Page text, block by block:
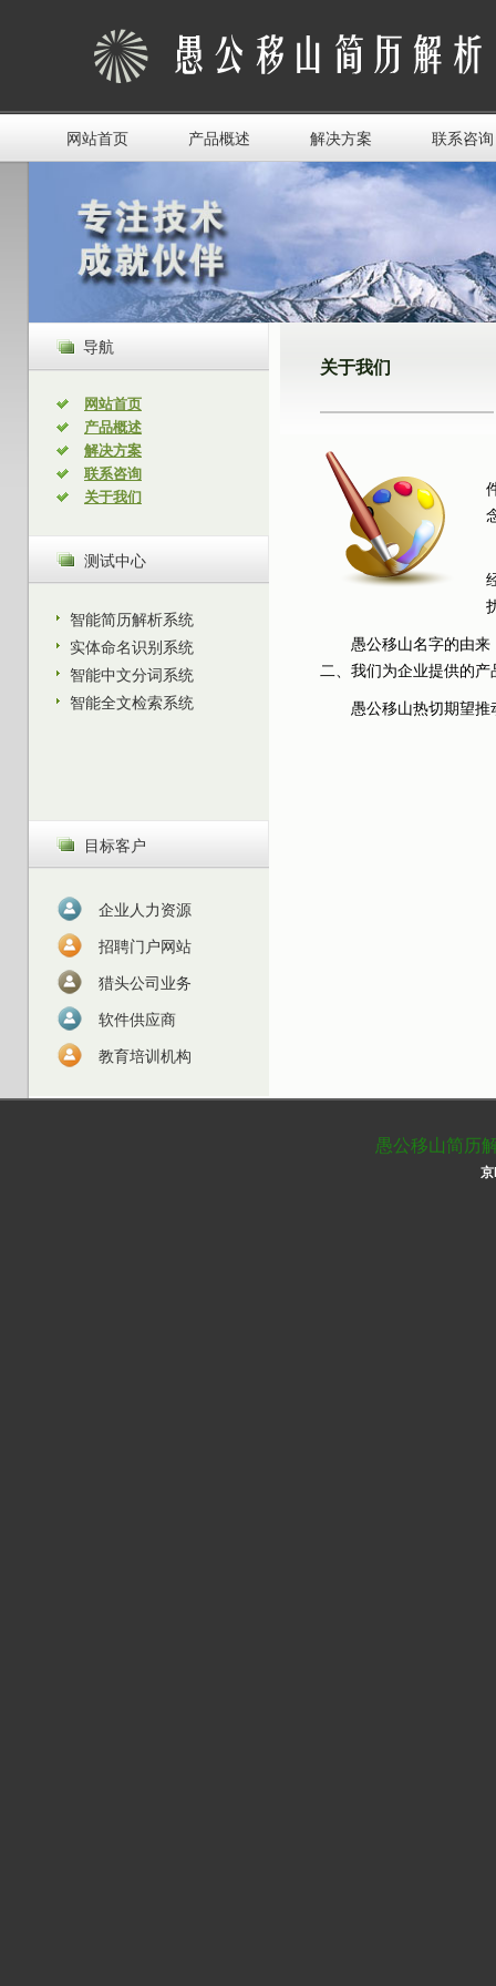
网站首页 产品概述 解决方案 联系咨询
导航
网站首页
产品概述
解决方案
联系咨询
关于我们
测试中心
智能简历解析系统
实体命名识别系统
智能中文分词系统
智能全文检索系统
目标客户
企业人力资源
招聘门户网站
猎头公司业务
软件供应商
教育培训机构
关于我们
愚公移山名字的由
二、我们为企业提供的
愚公移山热切期望
愚公移山简历